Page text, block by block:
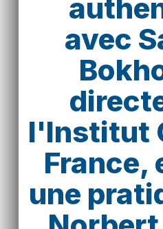
avec
l'Institut
France,
une